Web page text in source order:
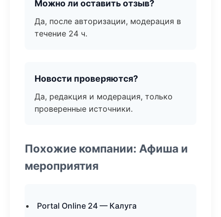
Можно ли оставить отзыв?
Да, после авторизации, модерация в
течение 24 ч.
Новости проверяются?
Да, редакция и модерация, только
проверенные источники.
Похожие компании: Афиша и
мероприятия
Portal Online 24 — Калуга